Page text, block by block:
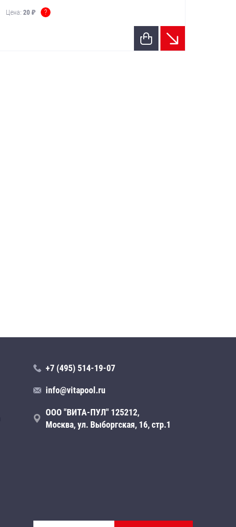
Цена: 20 ₽ ?
+7 (495) 514-19-07
info@vitapool.ru
ООО "ВИТА-ПУЛ" 125212,
Москва, ул. Выборгская, 16, стр.1